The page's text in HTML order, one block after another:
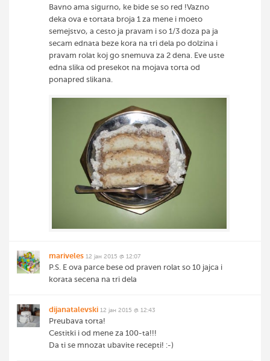
Bavno ama sigurno, ke bide se so red !Vazno
deka ova e tortata broja 1 za mene i moeto
semejstvo, a cesto ja pravam i so 1/3 doza pa ja
secam ednata beze kora na tri dela po dolzina i
pravam rolat koj go snemuva za 2 dena. Eve uste
edna slika od presekot na mojava torta od
ponapred slikana.
mariveles 12 јан 2015 @ 12:07
P.S. E ova parce bese od praven rolat so 10 jajca i
korata secena na tri dela
dijanatalevski 12 јан 2015 @ 12:43
Preubava torta!
Cestitki i od mene za 100-ta!!!
Da ti se mnozat ubavite recepti! :-)